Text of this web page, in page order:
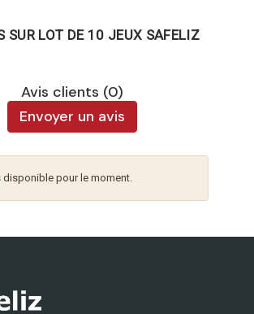
SUR LOT DE 10 JEUX SAFELIZ
Avis clients (0)
Envoyer un avis
disponible pour le moment.